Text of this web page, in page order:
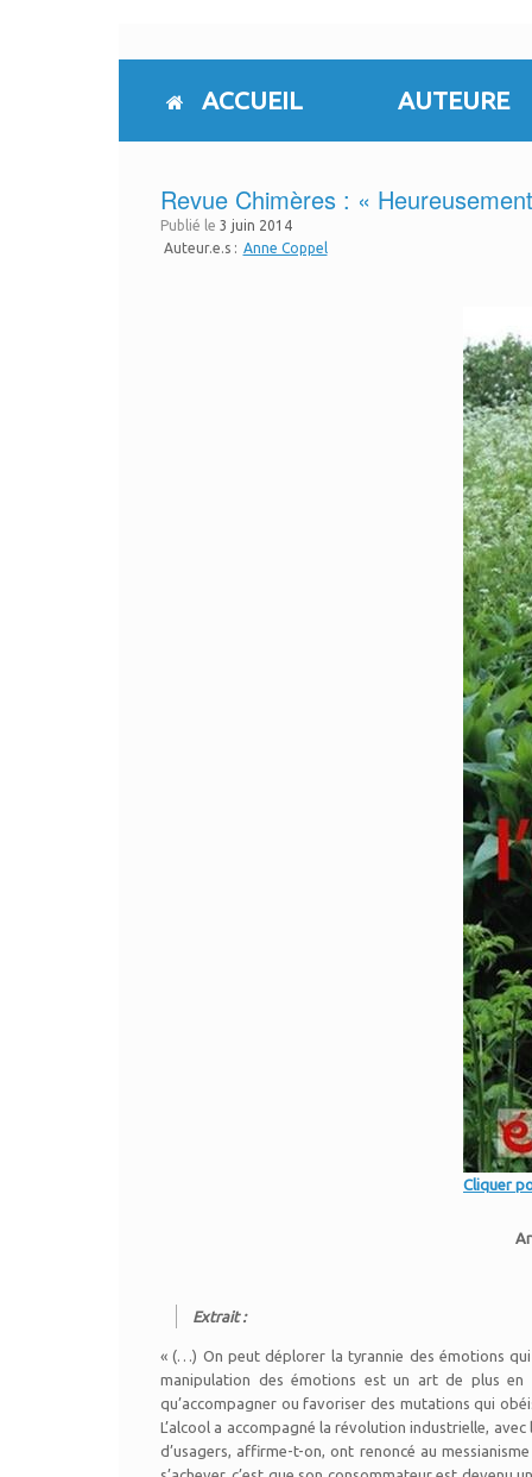
to
ACCUEIL AUTEURE
Revue Chimères : «
Publié le 3 juin 2014
Auteur.e.s : Anne Coppel
Cliquer
Extrait :
« (…) On peut déplorer la tyrannie des émotions
manipulation des émotions est un art de plus en
qu’accompagner ou favoriser des mutations qui
L’alcool a accompagné la révolution industrielle,
d’usagers, affirme-t-on, ont renoncé au